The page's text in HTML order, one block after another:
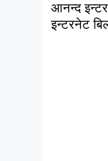
आनन्द
इन्टरनेट